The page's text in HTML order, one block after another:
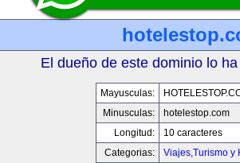
El dueño de este dominio lo
Mayusculas:
Minusculas:
hotelestop.com
Longitud:
10 caracteres
Categorias:
Viajes,Turismo y